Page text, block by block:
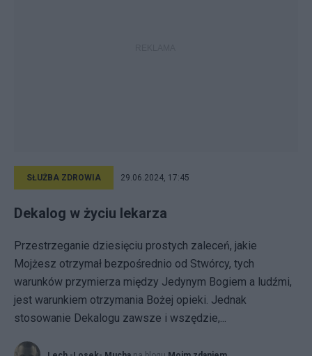
SŁUŻBA ZDROWIA 29.06.2024, 17:45
Dekalog w życiu lekarza
Przestrzeganie dziesięciu prostych zaleceń, jakie
Mojżesz otrzymał bezpośrednio od Stwórcy, tych
warunków przymierza między Jedynym Bogiem a ludźmi,
jest warunkiem otrzymania Bożej opieki. Jednak
stosowanie Dekalogu zawsze i wszędzie,...